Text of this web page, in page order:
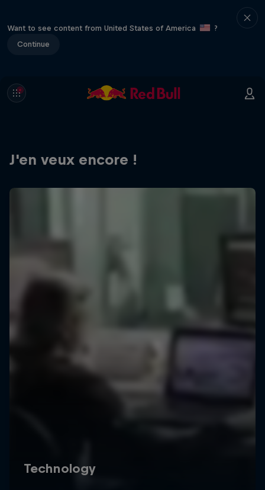
Want to see content from United States of America
?
Continue
J'en veux encore !